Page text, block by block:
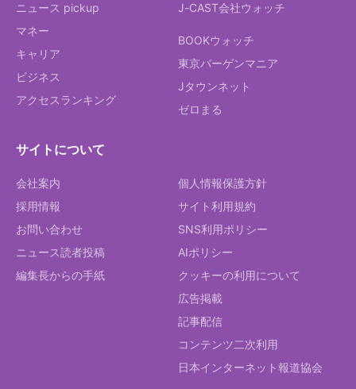
ニュース pickup
マネー
キャリア
ビジネス
アクセスランキング
J-CAST会社ウォッチ
BOOKウォッチ
東京バーゲンマニア
Jタウンネット
ゼロまる
サイトについて
会社案内
採用情報
お問い合わせ
ニュース読者投稿
編集長からの手紙
個人情報保護方針
サイト利用規約
SNS利用ポリシー
AIポリシー
クッキーの利用について
広告掲載
記事配信
コンテンツ二次利用
日本インターネット報道協会